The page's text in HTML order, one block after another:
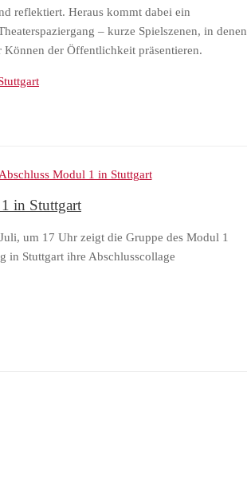
reflektiert. Heraus kommt dabei ein
– kurze Spielszenen, in denen
Können der Öffentlichkeit präsentieren.
in Stuttgart
um 17 Uhr zeigt die Gruppe des Modul 1
in Stuttgart ihre Abschlusscollage